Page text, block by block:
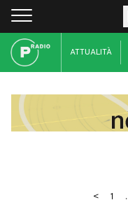
ATTUALITÀ
< 1